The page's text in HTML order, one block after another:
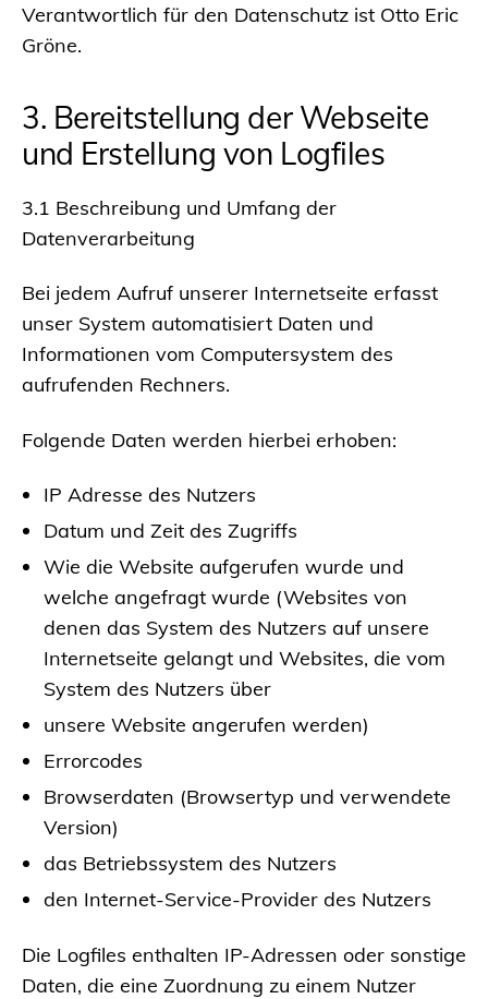
Verantwortlich für den Datenschutz ist Otto Eric
Gröne.
3. Bereitstellung der Webseite
und Erstellung von Logfiles
3.1 Beschreibung und Umfang der
Datenverarbeitung
Bei jedem Aufruf unserer Internetseite erfasst
unser System automatisiert Daten und
Informationen vom Computersystem des
aufrufenden Rechners.
Folgende Daten werden hierbei erhoben:
IP Adresse des Nutzers
Datum und Zeit des Zugriffs
Wie die Website aufgerufen wurde und
welche angefragt wurde (Websites von
denen das System des Nutzers auf unsere
Internetseite gelangt und Websites, die vom
System des Nutzers über
unsere Website angerufen werden)
Errorcodes
Browserdaten (Browsertyp und verwendete
Version)
das Betriebssystem des Nutzers
den Internet-Service-Provider des Nutzers
Die Logfiles enthalten IP-Adressen oder sonstige
Daten, die eine Zuordnung zu einem Nutzer